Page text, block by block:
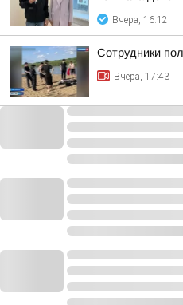
Вчера, 16:12
Сотрудники
Вчера, 17:43